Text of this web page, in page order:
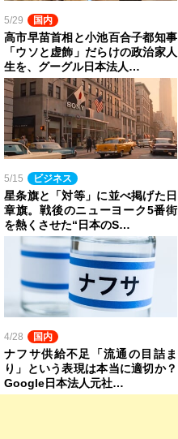
5/29 国内
高市早苗首相と小池百合子都知事
「ウソと虚飾」だらけの政治家人
生を、グーグル日本法人…
5/15 ビジネス
星条旗と「対等」に並べ掲げた日
章旗。戦後のニューヨーク5番街
を熱くさせた“日本のS…
4/28 国内
ナフサ供給不足「流通の目詰ま
り」という表現は本当に適切か？
Google日本法人元社…